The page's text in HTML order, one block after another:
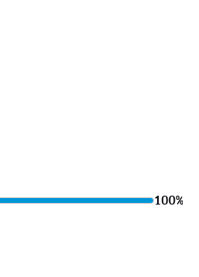
voor grip op elke
zijn gemaakt van
polyester. Deze sandalen
toe? Lever ze in bij
ze een nieuwe bestemming.
100%